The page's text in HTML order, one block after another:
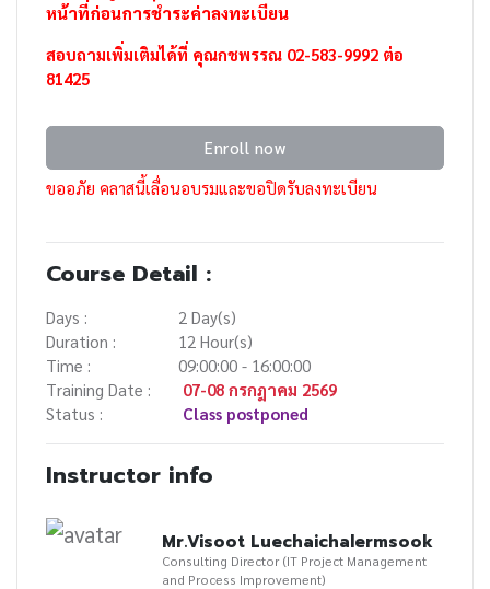
หน้าที่ก่อนการชำระค่าลงทะเบียน
สอบถามเพิ่มเติมได้ที่ คุณกชพรรณ 02-583-9992 ต่อ
81425
Enroll now
ขออภัย คลาสนี้เลื่อนอบรมและขอปิดรับลงทะเบียน
Course Detail :
Days :
2 Day(s)
Duration :
12 Hour(s)
Time :
09:00:00 - 16:00:00
Training Date :
07-08 กรกฎาคม 2569
Status :
Class postponed
Instructor info
Mr.Visoot Luechaichalermsook
Consulting Director (IT Project Management
and Process Improvement)